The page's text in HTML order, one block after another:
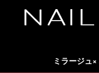
ミラージュ